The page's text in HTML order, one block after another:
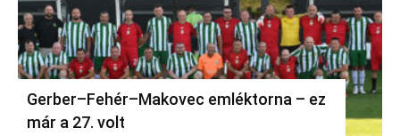
Gerber–Fehér–Makovec emléktorna – ez
már a 27. volt